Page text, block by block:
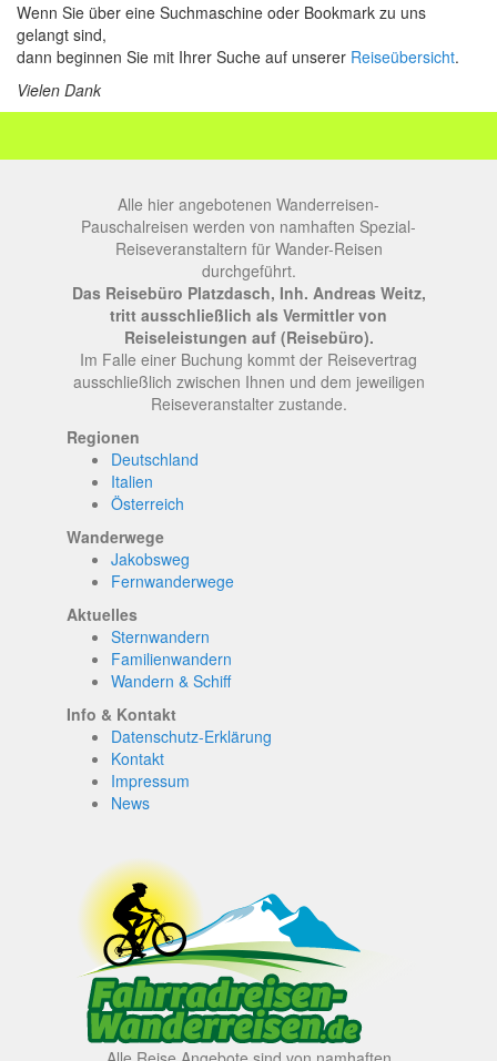
Wenn Sie über eine Suchmaschine oder Bookmark zu uns
gelangt sind,
dann beginnen Sie mit Ihrer Suche auf unserer Reiseübersicht.
Vielen Dank
Alle hier angebotenen Wanderreisen-
Pauschalreisen werden von namhaften Spezial-
Reiseveranstaltern für Wander-Reisen
durchgeführt.
Das Reisebüro Platzdasch, Inh. Andreas Weitz,
tritt ausschließlich als Vermittler von
Reiseleistungen auf (Reisebüro).
Im Falle einer Buchung kommt der Reisevertrag
ausschließlich zwischen Ihnen und dem jeweiligen
Reiseveranstalter zustande.
Regionen
Deutschland
Italien
Österreich
Wanderwege
Jakobsweg
Fernwanderwege
Aktuelles
Sternwandern
Familienwandern
Wandern & Schiff
Info & Kontakt
Datenschutz-Erklärung
Kontakt
Impressum
News